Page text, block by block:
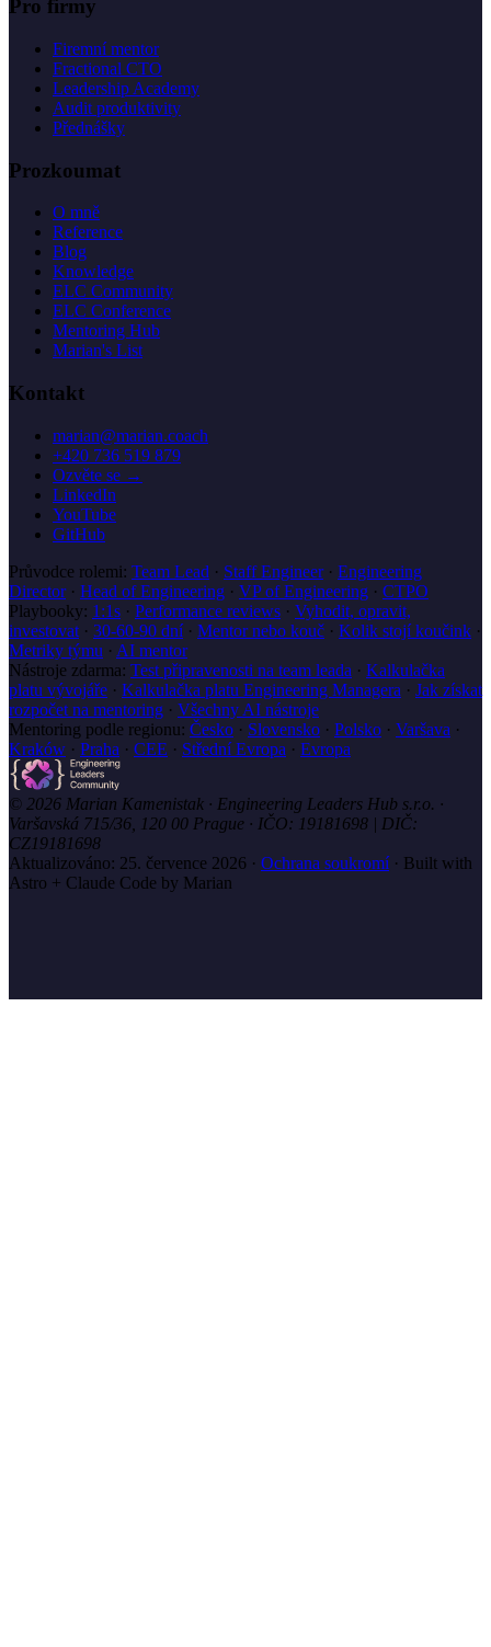
Pro firmy
Firemní mentor
Fractional CTO
Leadership Academy
Audit produktivity
Přednášky
Prozkoumat
O mně
Reference
Blog
Knowledge
ELC Community
ELC Conference
Mentoring Hub
Marian's List
Kontakt
marian@marian.coach
+420 736 519 879
Ozvěte se →
LinkedIn
YouTube
GitHub
Průvodce rolemi: Team Lead · Staff Engineer· Engineering
Director· Head of Engineering · VP of Engineering · CTPO
Playbooky: 1:1s · Performance reviews · Vyhodit, opravit,
investovat · 30-60-90 dní· Mentor nebo kouč · Kolik stojí koučink ·
Metriky týmu · AI mentor
Nástroje zdarma: Test připravenosti na team leada · Kalkulačka
platu vývojáře · Kalkulačka platu Engineering Managera · Jak získat
rozpočet na mentoring · Všechny AI nástroje
Mentoring podle regionu: Česko · Slovensko · Polsko · Varšava ·
Kraków · Praha · CEE · Střední Evropa · Evropa
© 2026 Marian Kamenistak · Engineering Leaders Hub s.r.o. ·
Varšavská 715/36, 120 00 Prague · IČO: 19181698 | DIČ:
CZ19181698
Aktualizováno: 25. července 2026 · Ochrana soukromí· Built with
Astro + Claude Code by Marian